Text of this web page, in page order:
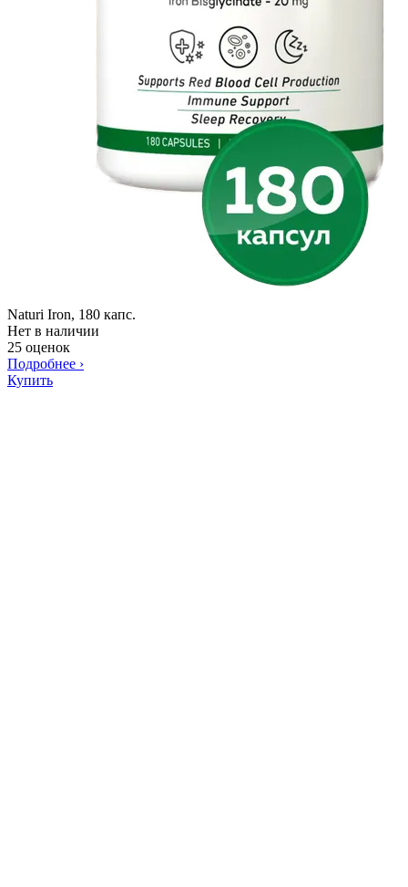
Naturi Iron, 180 капс.
Нет в наличии
25 оценок
Подробнее ›
Купить